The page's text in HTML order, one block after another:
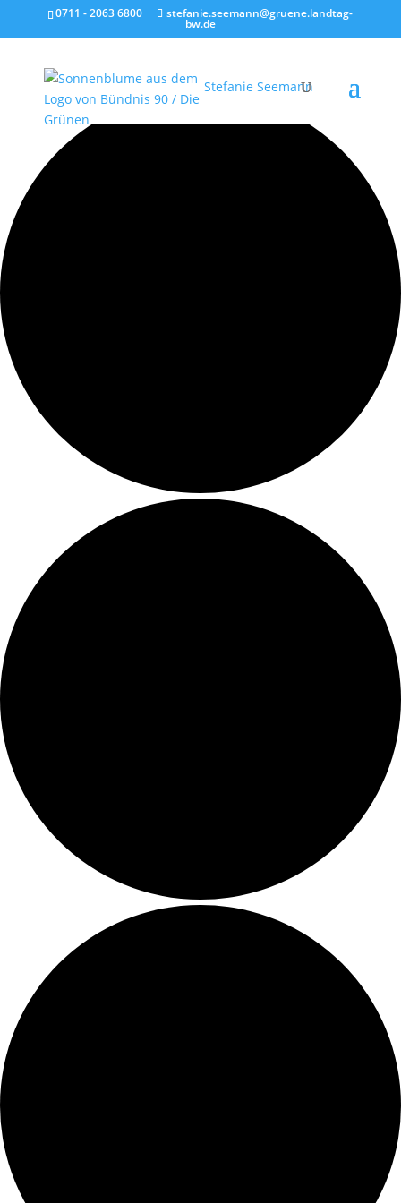
0711 - 2063 6800 stefanie.seemann@gruene.landtag-
bw.de
Stefanie Seemann
1 Veranstaltung gefunden.